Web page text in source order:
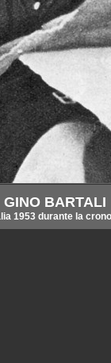
GINO BARTALI
1953 durante la